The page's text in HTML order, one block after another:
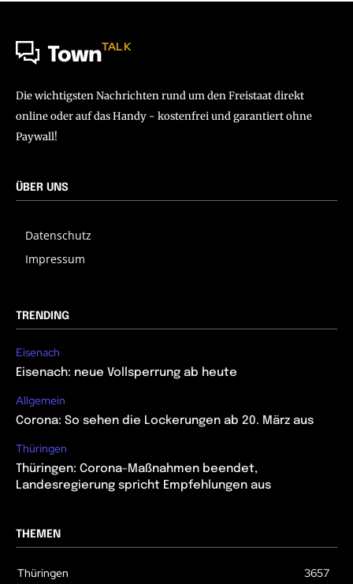
TownTALK
Die wichtigsten Nachrichten rund um den Freistaat direkt
online oder auf das Handy - kostenfrei und garantiert ohne
Paywall!
ÜBER UNS
Datenschutz
Impressum
TRENDING
Eisenach
Eisenach: neue Vollsperrung ab heute
Allgemein
Corona: So sehen die Lockerungen ab 20. März aus
Thüringen
Thüringen: Corona-Maßnahmen beendet,
Landesregierung spricht Empfehlungen aus
THEMEN
Thüringen 3657